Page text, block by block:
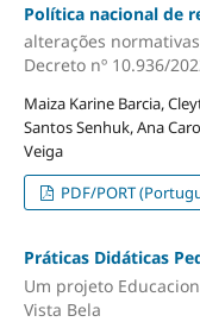
Política nacional de
alterações
Decreto nº 10.936/
Maiza Karine Barcia,
Santos Senhuk, Ana
Veiga
PDF/PORT
Práticas Didáticas
Um projeto
Vista Bela